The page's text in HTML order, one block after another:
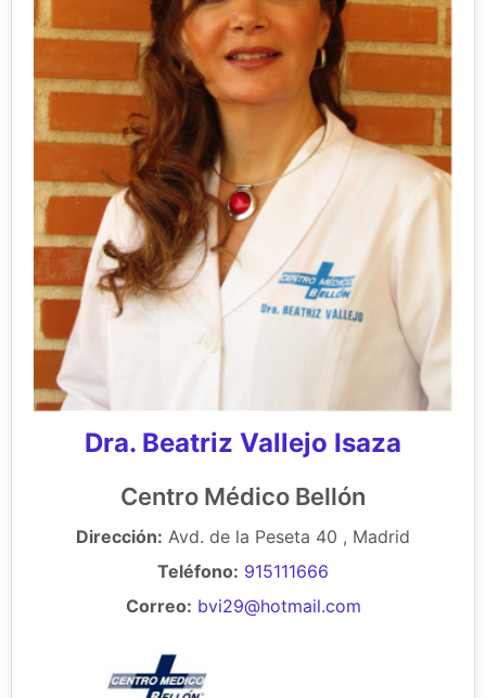
Dra. Beatriz Vallejo Isaza
Centro Médico Bellón
Dirección: Avd. de la Peseta 40 , Madrid
Teléfono: 915111666
Correo: bvi29@hotmail.com